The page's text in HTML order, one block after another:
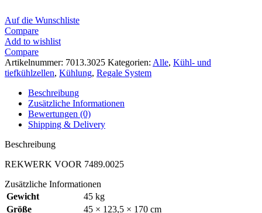
Auf die Wunschliste
Compare
Add to wishlist
Compare
Artikelnummer: 7013.3025 Kategorien: Alle, Kühl- und
tiefkühlzellen, Kühlung, Regale System
Beschreibung
Zusätzliche Informationen
Bewertungen (0)
Shipping & Delivery
Beschreibung
REKWERK VOOR 7489.0025
Zusätzliche Informationen
Gewicht
45 kg
Größe
45 × 123,5 × 170 cm